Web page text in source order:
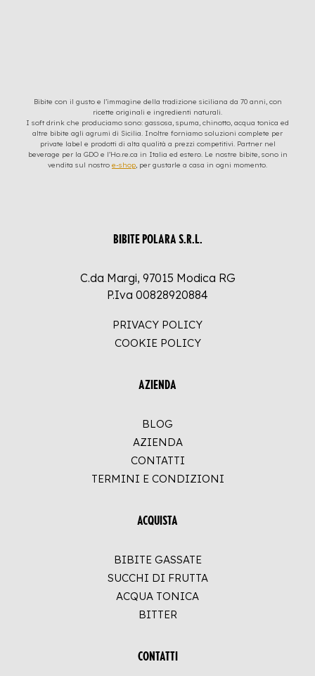
Bibite con il gusto e l’immagine della tradizione siciliana da 70 anni, con
ricette originali e ingredienti naturali.
I soft drink che produciamo sono: gassosa, spuma, chinotto, acqua tonica ed
altre bibite agli agrumi di Sicilia. Inoltre forniamo soluzioni complete per
private label e prodotti di alta qualità a prezzi competitivi. Partner nel
beverage per la GDO e l’Ho.re.ca in Italia ed estero. Le nostre bibite, sono in
vendita sul nostro e-shop, per gustarle a casa in ogni momento.
BIBITE POLARA S.R.L.
C.da Margi, 97015 Modica RG
P.Iva 00828920884
PRIVACY POLICY
COOKIE POLICY
AZIENDA
BLOG
AZIENDA
CONTATTI
TERMINI E CONDIZIONI
ACQUISTA
BIBITE GASSATE
SUCCHI DI FRUTTA
ACQUA TONICA
BITTER
CONTATTI